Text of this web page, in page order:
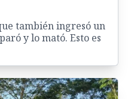
también ingresó un
y lo mató. Esto es